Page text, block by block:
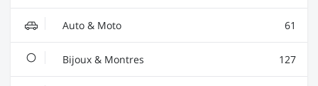
Auto & Moto 61
Bijoux & Montres 127